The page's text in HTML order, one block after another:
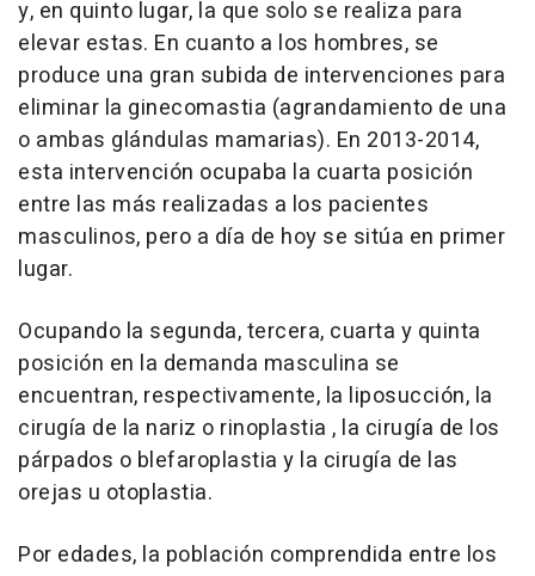
y, en quinto lugar, la que solo se realiza para
elevar estas. En cuanto a los hombres, se
produce una gran subida de intervenciones para
eliminar la ginecomastia (agrandamiento de una
o ambas glándulas mamarias). En 2013-2014,
esta intervención ocupaba la cuarta posición
entre las más realizadas a los pacientes
masculinos, pero a día de hoy se sitúa en primer
lugar.
Ocupando la segunda, tercera, cuarta y quinta
posición en la demanda masculina se
encuentran, respectivamente, la liposucción, la
cirugía de la nariz o rinoplastia , la cirugía de los
párpados o blefaroplastia y la cirugía de las
orejas u otoplastia.
Por edades, la población comprendida entre los